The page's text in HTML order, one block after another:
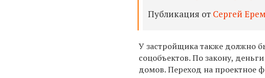
Публикация от Сергей
Узастройщикатакже должно
соцобъектов. По закону,
домов. Переход на проектное